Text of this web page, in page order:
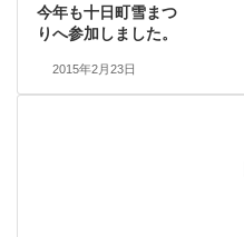
今年も十日町雪まつ
りへ参加しました。
2015年2月23日